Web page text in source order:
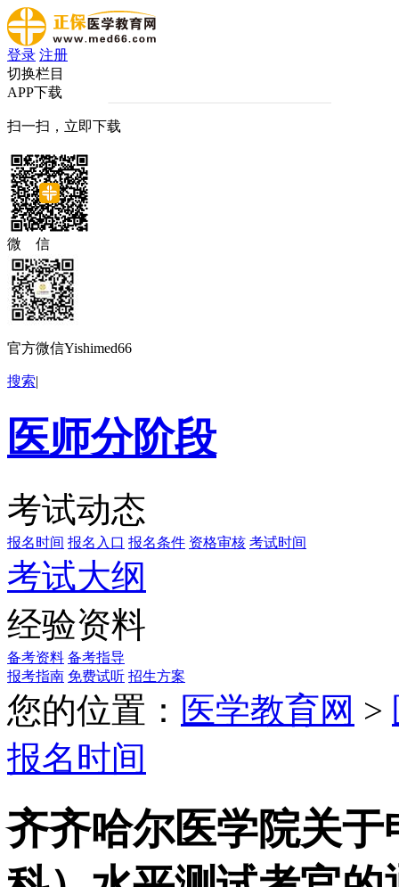
登录 注册
切换栏目
APP下载
扫一扫，立即下载
微 信
官方微信Yishimed66
搜索|
医师分阶段
考试动态
报名时间 报名入口 报名条件 资格审核 考试时间
考试大纲
经验资料
备考资料 备考指导
报考指南 免费试听 招生方案
您的位置： 医学教育网 >
报名时间
齐齐哈尔医学院关